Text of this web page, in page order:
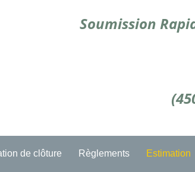
Soumission
de clôture Règlements Estimation